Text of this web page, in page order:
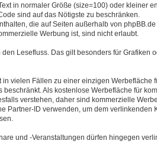
in normaler Größe (size=100) oder kleiner
sind auf das Nötigste zu beschränken.
die auf Seiten außerhalb von phpBB.de
Werbung ist, sind nicht erlaubt.
Lesefluss. Das gilt besonders für Grafiken
vielen Fällen zu einer einzigen Werbefläche
Als kostenlose Werbefläche für
verstehen, daher sind kommerzielle
Partner-ID verwenden, um dem
und -Veranstaltungen dürfen hingegen